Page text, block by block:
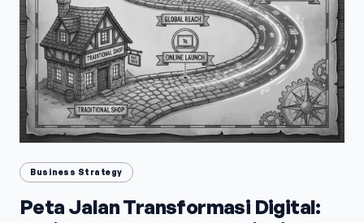
Business Strategy
Peta Jalan Transformasi Digital: